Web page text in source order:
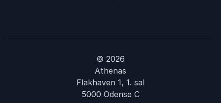
© 2026
Athenas
Flakhaven 1, 1. sal
5000 Odense C